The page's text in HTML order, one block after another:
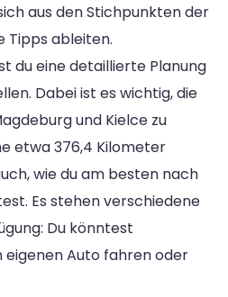
aus den Stichpunkten der
Tipps ableiten.
du eine detaillierte Planung
Dabei ist es wichtig, die
und Kielce zu
etwa 376,4 Kilometer
wie du am besten nach
Es stehen verschiedene
Du könntest
eigenen Auto fahren oder